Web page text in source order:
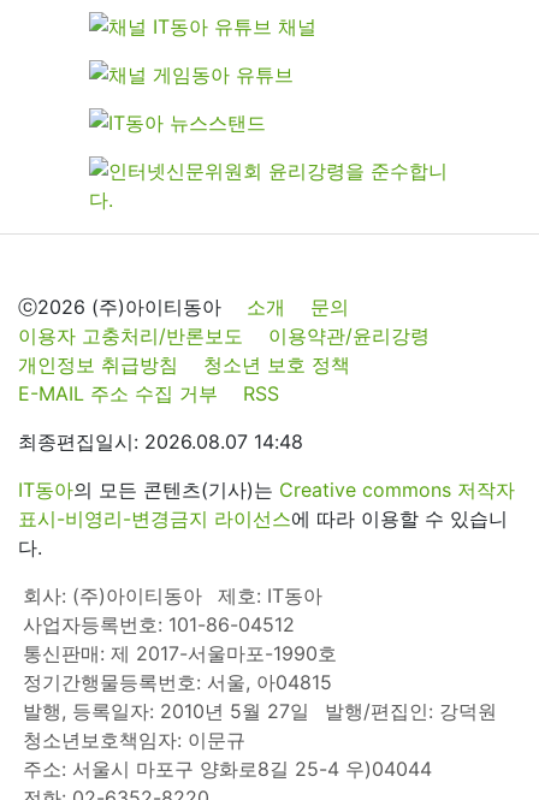
ⓒ2026 (주)아이티동아 소개
문의
이용자 고충처리/반론보도
이용약관/윤리강령
개인정보 취급방침
청소년 보호 정책
E-MAIL 주소 수집 거부
RSS
최종편집일시: 2026.08.07 14:48
IT동아의 모든 콘텐츠(기사)는 Creative commons 저작자
표시-비영리-변경금지 라이선스에 따라 이용할 수 있습니
다.
회사: (주)아이티동아
제호: IT동아
사업자등록번호: 101-86-04512
통신판매: 제 2017-서울마포-1990호
정기간행물등록번호: 서울, 아04815
발행, 등록일자: 2010년 5월 27일
발행/편집인: 강덕원
청소년보호책임자: 이문규
주소: 서울시 마포구 양화로8길 25-4 우)04044